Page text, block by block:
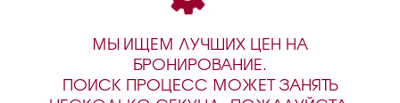
МЫ ИЩЕМ ЛУЧШИХ ЦЕН НА
БРОНИРОВАНИЕ.
ПОИСК ПРОЦЕСС МОЖЕТ ЗАНЯТЬ